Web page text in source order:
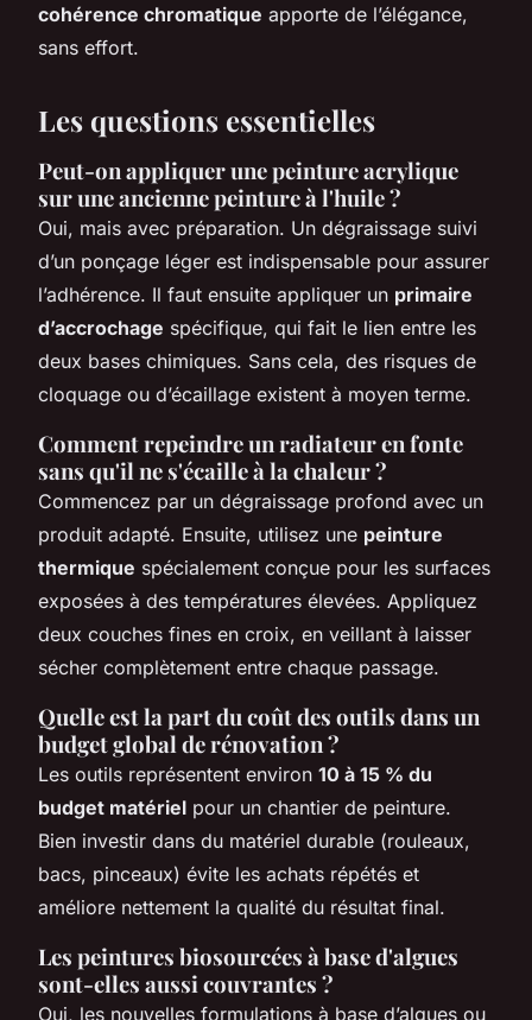
cohérence chromatique apporte de l’élégance,
sans effort.
Les questions essentielles
Peut-on appliquer une peinture acrylique
sur une ancienne peinture à l'huile ?
Oui, mais avec préparation. Un dégraissage suivi
d’un ponçage léger est indispensable pour assurer
l’adhérence. Il faut ensuite appliquer un primaire
d’accrochage spécifique, qui fait le lien entre les
deux bases chimiques. Sans cela, des risques de
cloquage ou d’écaillage existent à moyen terme.
Comment repeindre un radiateur en fonte
sans qu'il ne s'écaille à la chaleur ?
Commencez par un dégraissage profond avec un
produit adapté. Ensuite, utilisez une peinture
thermique spécialement conçue pour les surfaces
exposées à des températures élevées. Appliquez
deux couches fines en croix, en veillant à laisser
sécher complètement entre chaque passage.
Quelle est la part du coût des outils dans un
budget global de rénovation ?
Les outils représentent environ 10 à 15 % du
budget matériel pour un chantier de peinture.
Bien investir dans du matériel durable (rouleaux,
bacs, pinceaux) évite les achats répétés et
améliore nettement la qualité du résultat final.
Les peintures biosourcées à base d'algues
sont-elles aussi couvrantes ?
Oui, les nouvelles formulations à base d’algues ou